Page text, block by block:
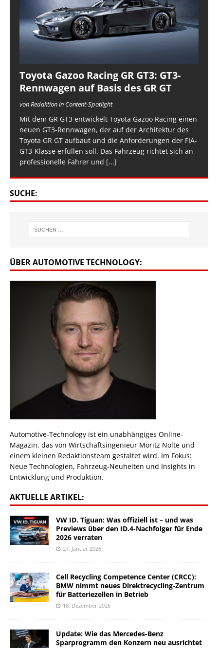
Toyota Gazoo Racing GR GT3: GT3-
Rennwagen auf Basis des GR GT
von Redaktion in Content-Spotlight
Mit dem GR GT3 entwickelt Toyota Gazoo Racing einen
neuen GT3-Rennwagen, der auf der Architektur des
Toyota GR GT aufbaut und die Anforderungen der FIA-
GT3-Klasse erfüllen soll. Das Fahrzeug richtet sich an
professionelle Fahrer und [...]
SUCHE:
ÜBER AUTOMOTIVE TECHNOLOGY:
Automotive-Technology ist ein unabhängiges Online-
Magazin, das von Wirtschaftsingenieur Moritz Nolte und
einem kleinen Redaktionsteam gestaltet wird. Im Fokus:
Neue Technologien, Fahrzeug-Neuheiten und Insights in
Entwicklung und Produktion.
AKTUELLE ARTIKEL:
VW ID. Tiguan: Was offiziell ist – und was
Previews über den ID.4-Nachfolger für Ende
2026 verraten
27. Januar 2026
Cell Recycling Competence Center (CRCC):
BMW nimmt neues Direktrecycling-Zentrum
für Batteriezellen in Betrieb
18. Dezember 2025
Update: Wie das Mercedes-Benz
Sparprogramm den Konzern neu ausrichtet